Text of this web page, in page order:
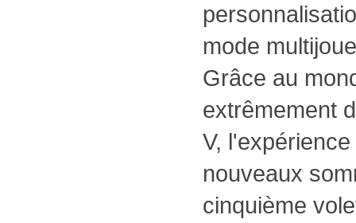
mode
Grâce au
extrêmement
V,
nouveaux
cinquième